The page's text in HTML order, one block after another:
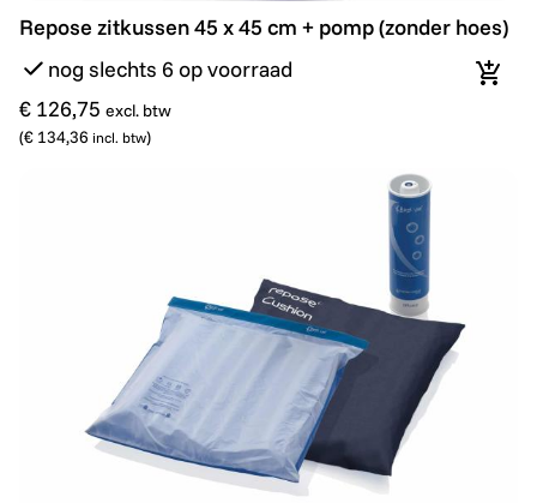
Repose zitkussen 45 x 45 cm + pomp (zonder hoes)
Repose zitkussen 45 x 45 cm + pomp (zonder hoes)
nog slechts 6 op voorraad
€ 126,75 excl. btw
(€ 134,36 incl. btw)
In